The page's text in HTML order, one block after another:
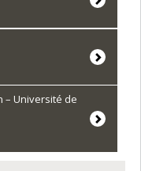
– Université de